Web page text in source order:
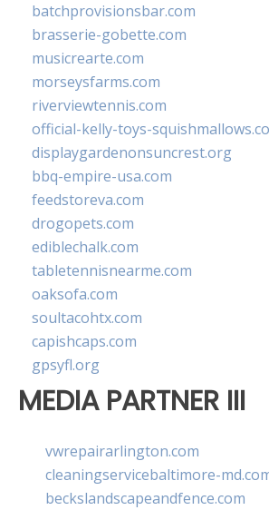
batchprovisionsbar.com
brasserie-gobette.com
musicrearte.com
morseysfarms.com
riverviewtennis.com
official-kelly-toys-
displaygardenonsuncrest.org
bbq-empire-usa.com
feedstoreva.com
drogopets.com
ediblechalk.com
tabletennisnearme.com
oaksofa.com
soultacohtx.com
capishcaps.com
gpsyfl.org
MEDIA PARTNER III
vwrepairarlington.com
cleaningservicebaltimore-
beckslandscapeandfence.com